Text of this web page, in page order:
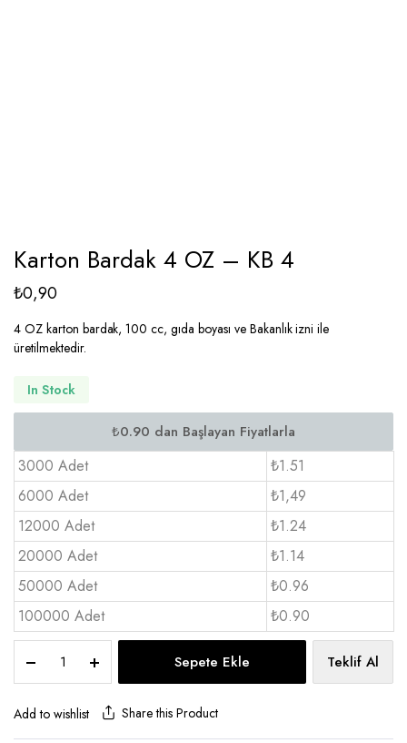
Karton Bardak 4 OZ – KB 4
₺0,90
4 OZ karton bardak, 100 cc, gıda boyası ve Bakanlık izni ile
üretilmektedir.
In Stock
3000 Adet
₺1.51
6000 Adet
₺1,49
12000 Adet
₺1.24
20000 Adet
₺1.14
50000 Adet
₺0.96
100000 Adet
₺0.90
Bardak
4
OZ
Sepete Ekle Teklif Al
Add to wishlist Share this Product